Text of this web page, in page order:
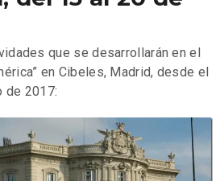
que se desarrollarán en el
en Cibeles, Madrid, desde el
de 2017: